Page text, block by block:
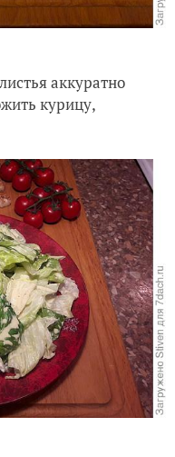
аккуратно
курицу,